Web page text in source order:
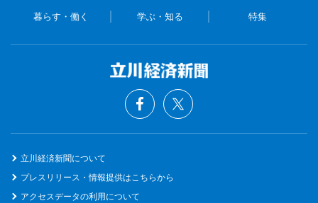
暮らす・働く 学ぶ・知る 特集
立川経済新聞について
プレスリリース・情報提供はこちらから
アクセスデータの利用について